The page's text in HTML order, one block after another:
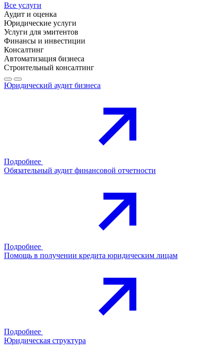
Все услуги
Аудит и оценка
Юридические услуги
Услуги для эмитентов
Финансы и инвестиции
Консалтинг
Автоматизация бизнеса
Строительный консалтинг
Юридический аудит бизнеса
Подробнее
Обязательный аудит финансовой отчетности
Подробнее
Помощь в получении кредита юридическим лицам
Подробнее
Юридическая структура